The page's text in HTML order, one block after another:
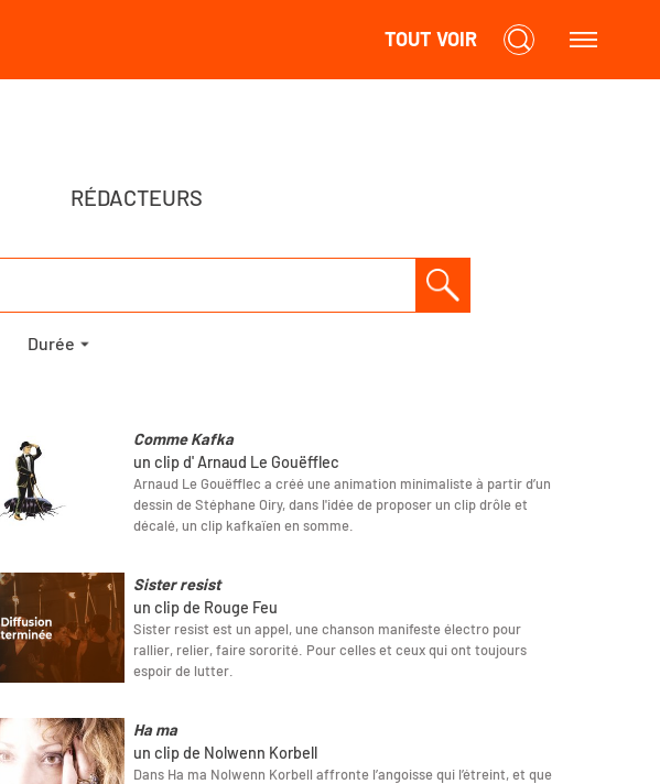
TOUT VOIR
RÉDACTEURS
Durée
Comme Kafka
un clip d' Arnaud Le Gouëfflec
Arnaud Le Gouëfflec a créé une animation minimaliste à partir d’un
dessin de Stéphane Oiry, dans l'idée de proposer un clip drôle et
décalé, un clip kafkaïen en somme.
Sister resist
un clip de Rouge Feu
Sister resist est un appel, une chanson manifeste électro pour
rallier, relier, faire sororité. Pour celles et ceux qui ont toujours
espoir de lutter.
Ha ma
un clip de Nolwenn Korbell
Dans Ha ma Nolwenn Korbell affronte l’angoisse qui l’étreint, et que